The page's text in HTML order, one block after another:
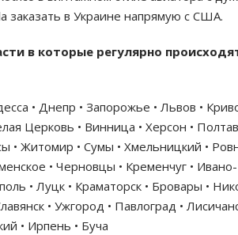
заказать в Украине напрямую с США.
в которые регулярно
• Днепр • Запорожье • Львов •
Церковь • Винница • Херсон •
• Житомир • Сумы • Хмельницкий •
• Черновцы • Кременчуг • Ивано-
• Луцк • Краматорск • Бровары •
• Ужгород • Павлоград •
• Ирпень • Буча